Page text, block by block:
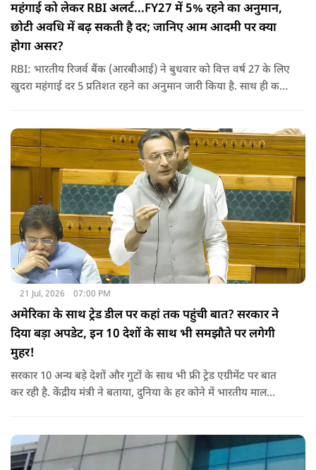
महंगाई को लेकर RBI अलर्ट...FY27 में 5% रहने का अनुमान,
छोटी अवधि में बढ़ सकती है दर; जानिए आम आदमी पर क्‍या
होगा असर?
RBI: भारतीय रिजर्व बैंक (आरबीआई) ने बुधवार को वित्त वर्ष 27 के लिए
खुदरा महंगाई दर 5 प्रतिशत रहने का अनुमान जारी किया है. साथ ही कहा
21 Jul, 2026 07:00 PM
अमेरिका के साथ ट्रेड डील पर कहां तक पहुंची बात? सरकार ने
दिया बड़ा अपडेट, इन 10 देशों के साथ भी समझौते पर लगेगी
मुहर!
सरकार 10 अन्य बड़े देशों और गुटों के साथ भी फ्री ट्रेड एग्रीमेंट पर बात
कर रही है. केंद्रीय मंत्री ने बताया, दुनिया के हर कोने में भारतीय माल